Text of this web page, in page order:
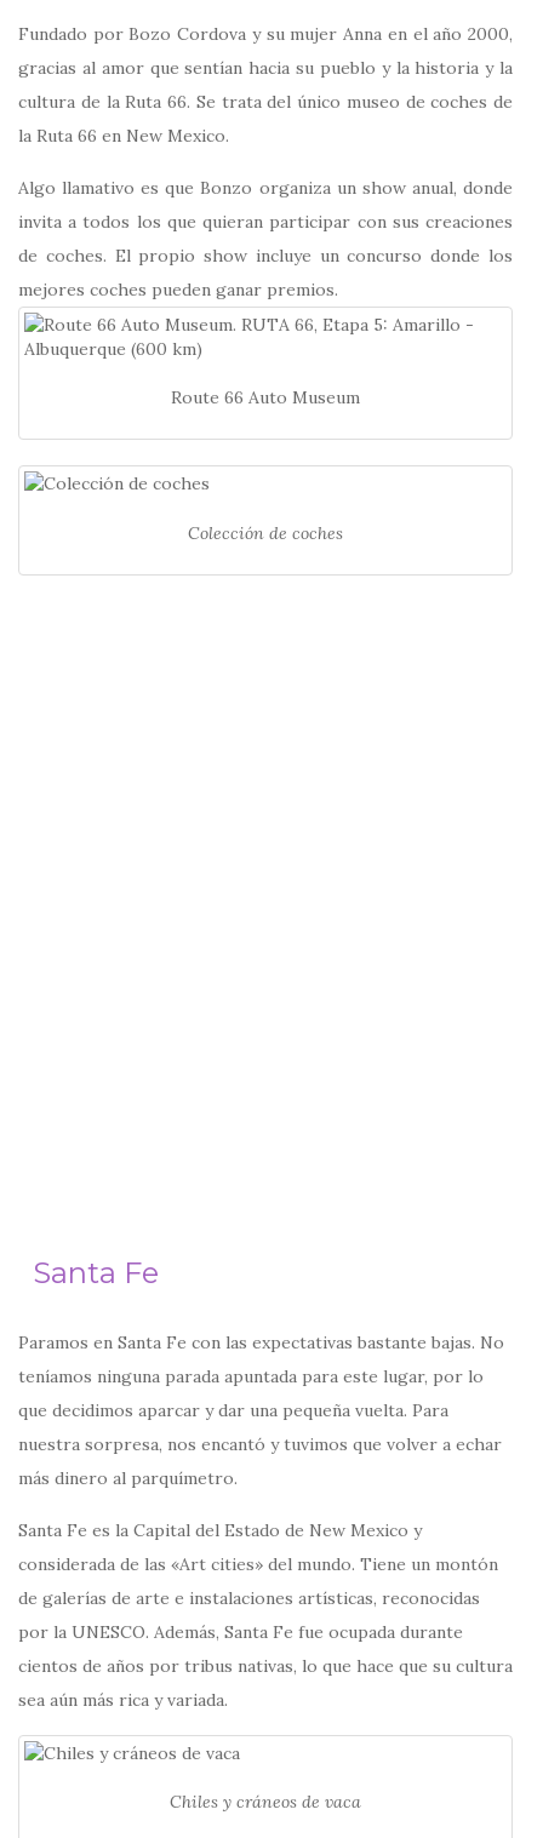
Fundado por Bozo Cordova y su mujer Anna en el año 2000,
gracias al amor que sentían hacia su pueblo y la historia y la
cultura de la Ruta 66. Se trata del único museo de coches de
la Ruta 66 en New Mexico.
Algo llamativo es que Bonzo organiza un show anual, donde
invita a todos los que quieran participar con sus creaciones
de coches. El propio show incluye un concurso donde los
mejores coches pueden ganar premios.
Route 66 Auto Museum
Colección de coches
Santa Fe
Paramos en Santa Fe con las expectativas bastante bajas. No
teníamos ninguna parada apuntada para este lugar, por lo
que decidimos aparcar y dar una pequeña vuelta. Para
nuestra sorpresa, nos encantó y tuvimos que volver a echar
más dinero al parquímetro.
Santa Fe es la Capital del Estado de New Mexico y
considerada de las «Art cities» del mundo. Tiene un montón
de galerías de arte e instalaciones artísticas, reconocidas
por la UNESCO. Además, Santa Fe fue ocupada durante
cientos de años por tribus nativas, lo que hace que su cultura
sea aún más rica y variada.
Chiles y cráneos de vaca